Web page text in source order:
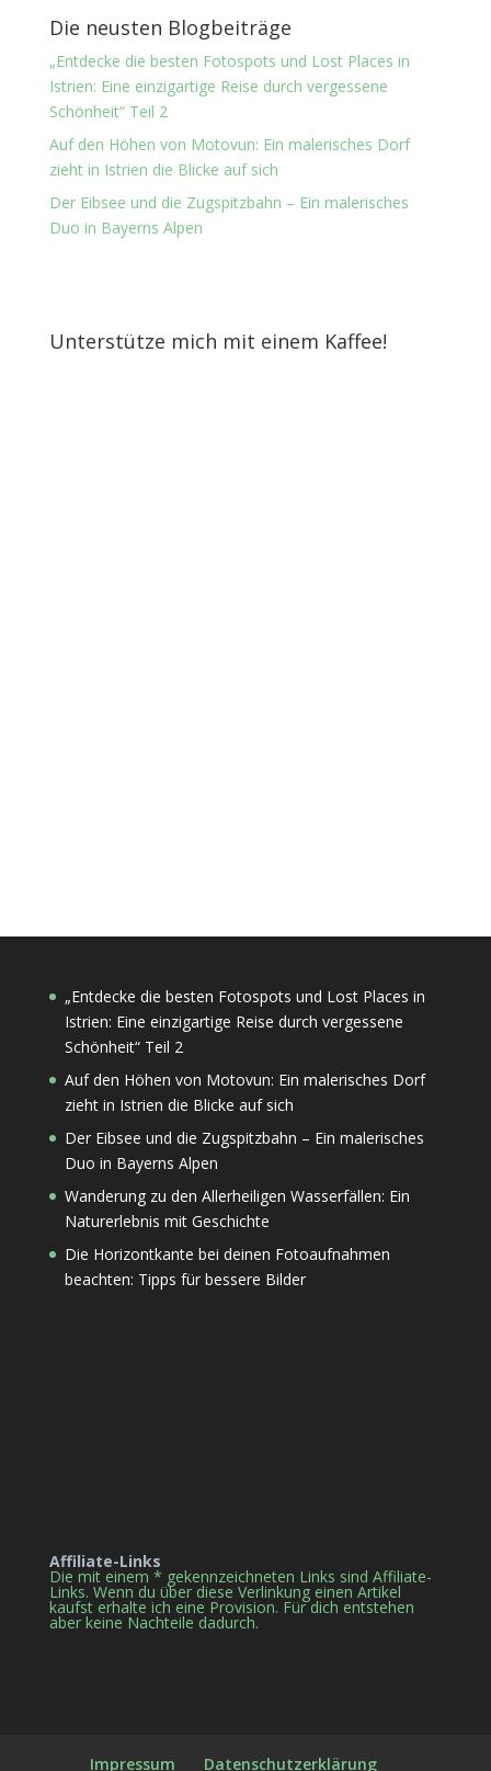
Die neusten Blogbeiträge
„Entdecke die besten Fotospots und Lost Places in
Istrien: Eine einzigartige Reise durch vergessene
Schönheit“ Teil 2
Auf den Höhen von Motovun: Ein malerisches Dorf
zieht in Istrien die Blicke auf sich
Der Eibsee und die Zugspitzbahn – Ein malerisches
Duo in Bayerns Alpen
Unterstütze mich mit einem Kaffee!
„Entdecke die besten Fotospots und Lost Places in
Istrien: Eine einzigartige Reise durch vergessene
Schönheit“ Teil 2
Auf den Höhen von Motovun: Ein malerisches Dorf
zieht in Istrien die Blicke auf sich
Der Eibsee und die Zugspitzbahn – Ein malerisches
Duo in Bayerns Alpen
Wanderung zu den Allerheiligen Wasserfällen: Ein
Naturerlebnis mit Geschichte
Die Horizontkante bei deinen Fotoaufnahmen
beachten: Tipps für bessere Bilder
Affiliate-Links
Die mit einem * gekennzeichneten Links sind Affiliate-
Links. Wenn du über diese Verlinkung einen Artikel
kaufst erhalte ich eine Provision. Für dich entstehen
aber keine Nachteile dadurch.
Impressum Datenschutzerklärung